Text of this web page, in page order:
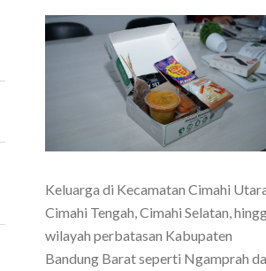
Keluarga di Kecamatan Cimahi
Cimahi Tengah, Cimahi Selatan,
wilayah perbatasan Kabupaten
Bandung Barat seperti Ngamprah